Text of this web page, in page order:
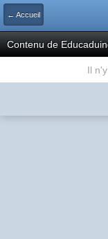
← Accueil
Contenu de
Il